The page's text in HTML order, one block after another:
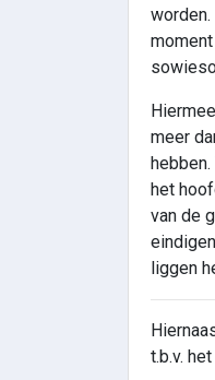
meer
het
van de
liggen
t.b.v.